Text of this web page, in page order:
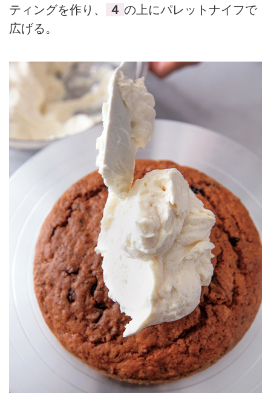
ティングを作り、
４ の上にパレットナイフで
広げる。